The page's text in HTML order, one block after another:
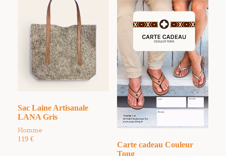
Sac Laine Artisanale
LANA Gris
Homme
119 €
Carte cadeau Couleur
Tong